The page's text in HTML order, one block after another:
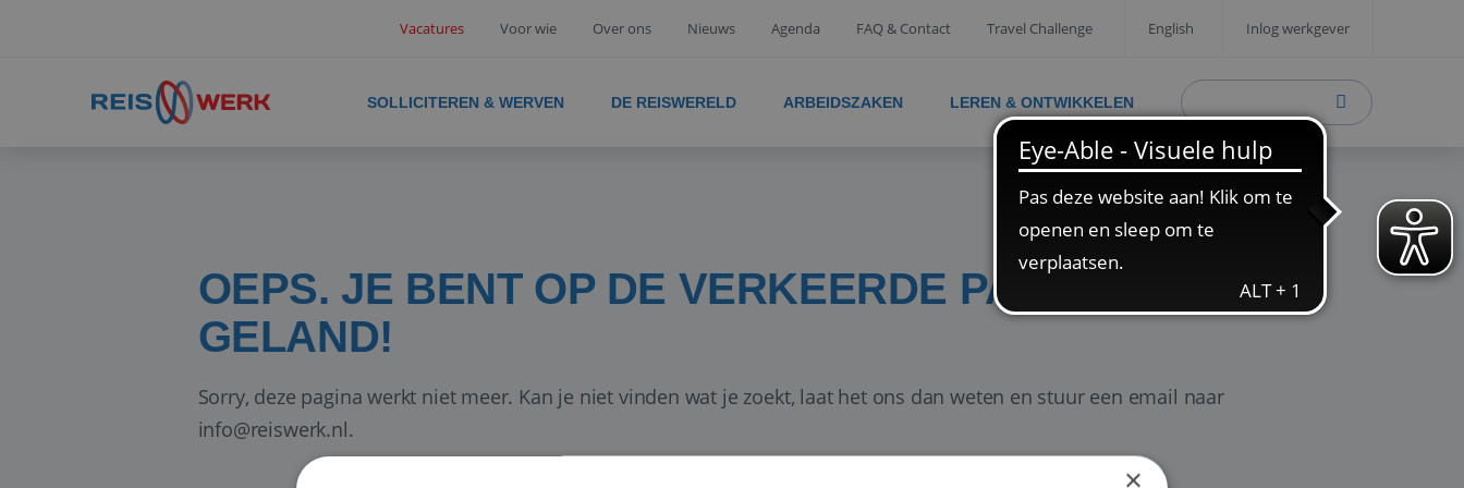
Vacatures Voor wie Over ons Nieuws Agenda FAQ & Contact Travel Challenge English Inlog werkgever
SOLLICITEREN & WERVEN DE REISWERELD ARBEIDSZAKEN LEREN & ONTWIKKELEN
OEPS. JE BENT OP DE VERKEERDE PAGINA
GELAND!
Sorry, deze pagina werkt niet meer. Kan je niet vinden wat je zoekt, laat het ons dan weten en stuur een email naar
info@reiswerk.nl.
×